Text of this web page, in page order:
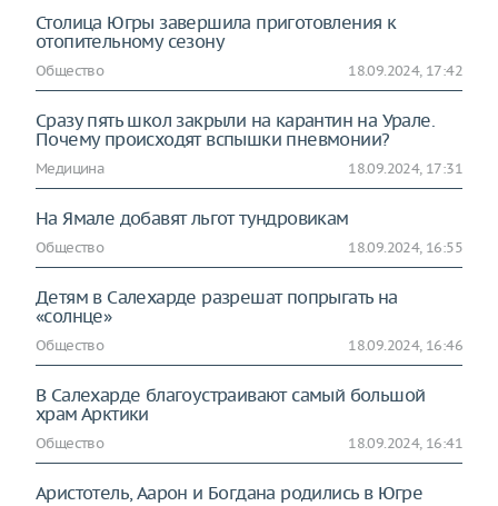
Столица Югры завершила приготовления к
отопительному сезону
Общество 18.09.2024, 17:42
Сразу пять школ закрыли на карантин на Урале.
Почему происходят вспышки пневмонии?
Медицина 18.09.2024, 17:31
На Ямале добавят льгот тундровикам
Общество 18.09.2024, 16:55
Детям в Салехарде разрешат попрыгать на
«солнце»
Общество 18.09.2024, 16:46
В Салехарде благоустраивают самый большой
храм Арктики
Общество 18.09.2024, 16:41
Аристотель, Аарон и Богдана родились в Югре